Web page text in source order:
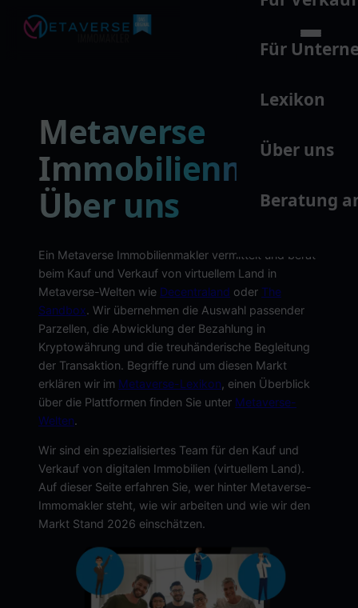
Für
Lexikon
Über uns
Beratung
Metaverse
Immobilienmakler:
Über uns
Ein Metaverse Immobilienmakler vermittelt und berät
beim Kauf und Verkauf von virtuellem Land in
Metaverse-Welten wie Decentraland oder The
Sandbox. Wir übernehmen die Auswahl passender
Parzellen, die Abwicklung der Bezahlung in
Kryptowährung und die treuhänderische Begleitung
der Transaktion. Begriffe rund um diesen Markt
erklären wir im Metaverse-Lexikon, einen Überblick
über die Plattformen finden Sie unter Metaverse-
Welten.
Wir sind ein spezialisiertes Team für den Kauf und
Verkauf von digitalen Immobilien (virtuellem Land).
Auf dieser Seite erfahren Sie, wer hinter Metaverse-
Immomakler steht, wie wir arbeiten und wie wir den
Markt Stand 2026 einschätzen.